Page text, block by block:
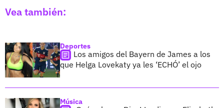
Vea también:
Deportes
Los amigos del Bayern de James a los
que Helga Lovekaty ya les ‘ECHÓ’ el ojo
Música